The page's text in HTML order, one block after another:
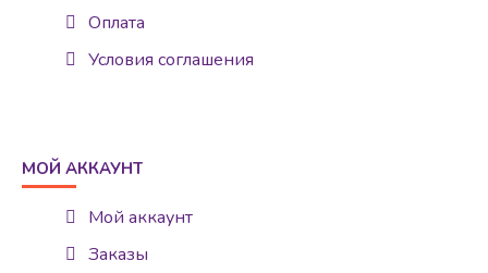
Оплата
Условия соглашения
МОЙ АККАУНТ
Мой аккаунт
Заказы